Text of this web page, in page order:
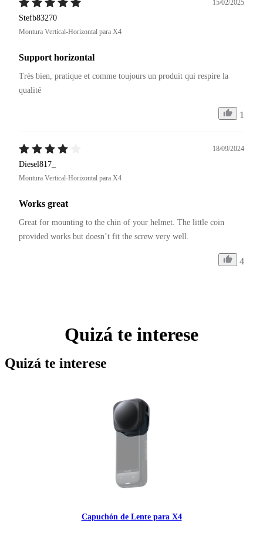
15/02/2025
Stefb83270
Montura Vertical-Horizontal para X4
Support horizontal
Très bien, pratique et comme toujours un produit qui respire la
qualité
1
18/09/2024
Diesel817_
Montura Vertical-Horizontal para X4
Works great
Great for mounting to the chin of your helmet. The little coin
provided works but doesn’t fit the screw very well.
4
Quizá te interese
Quizá te interese
Capuchón de Lente para X4